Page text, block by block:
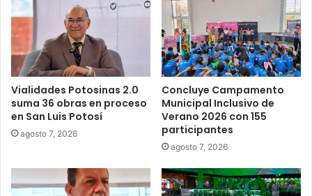
Vialidades Potosinas 2.0
suma 36 obras en proceso
en San Luis Potosí
agosto 7, 2026
Concluye Campamento
Municipal Inclusivo de
Verano 2026 con 155
participantes
agosto 7, 2026